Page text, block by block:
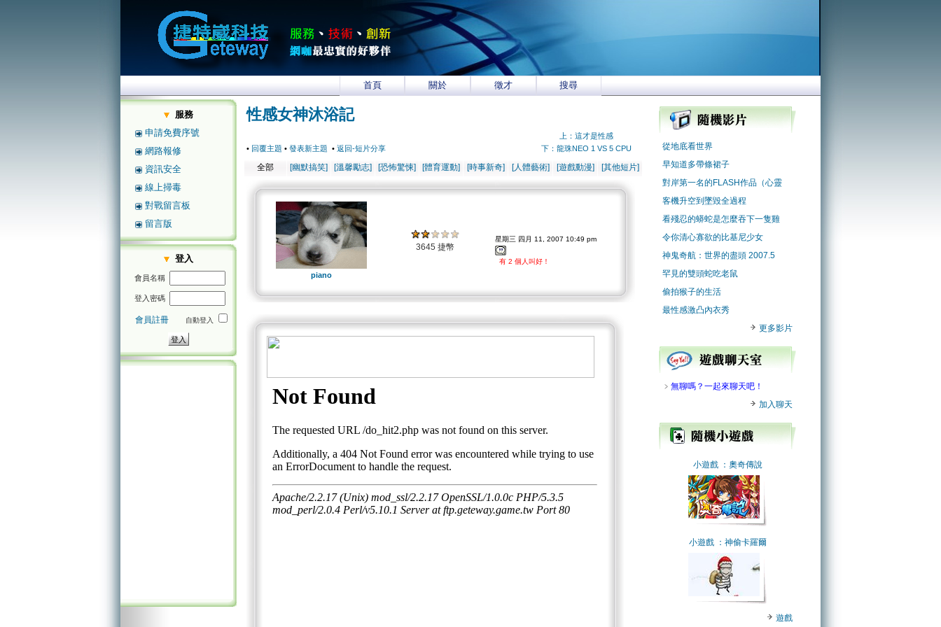
首頁 關於 徵才 搜尋
服務
申請免費序號
網路報修
資訊安全
線上掃毒
對戰留言板
留言版
登入
會員名稱
登入密碼
會員註冊 自動登入
性感女神沐浴記
• 回覆主題 • 發表新主題 • 返回-短片分享
上：這才是性感
下：龍珠NEO 1 VS 5 CPU
全部 [幽默搞笑] [溫馨勵志] [恐怖驚悚] [體育運動] [時事新奇] [人體藝術] [遊戲動漫] [其他短片]
piano
3645 捷幣
星期三 四月 11, 2007 10:49 pm
有 2 個人叫好！
從地底看世界
早知道多帶條裙子
對岸第一名的FLASH作品（心靈
客機升空到墜毀全過程
看殘忍的蟒蛇是怎麼吞下一隻雞
令你清心寡欲的比基尼少女
神鬼奇航：世界的盡頭 2007.5
罕見的雙頭蛇吃老鼠
偷拍猴子的生活
最性感激凸內衣秀
更多影片
﹥ 無聊嗎？一起來聊天吧！
加入聊天
小遊戲 ：奧奇傳說
小遊戲 ：神偷卡羅爾
遊戲